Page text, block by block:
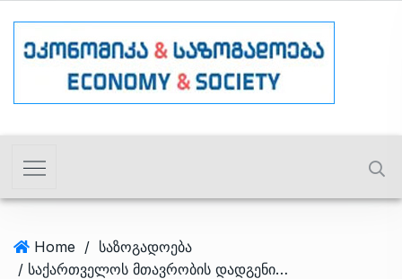
Home / საზოგადოება
/ საქართველოს მთავრობის დადგენილებით, 29 აგვისტო უქმე დღედ გამოცხადდა